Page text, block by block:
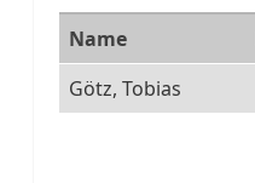
Name
Götz, Tobias